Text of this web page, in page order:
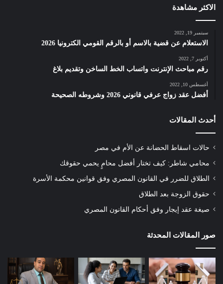
الاكثر مشاهدة
سبتمبر 19, 2022
الاستعلام عن قضية بالاسم أو بالرقم القومي الكترونيا 2026
أكتوبر 7, 2022
رقم مباحث الإنترنت واتساب الخط الساخن وتقديم بلاغ
أغسطس 10, 2022
أفضل عقد زواج عرفي قانوني 2026 وشروطه الصحيحة
أحدث المقالات
حالات اسقاط الحضانة عن الأم في مصر
محامي شاطر: كيف تختار أفضل محامٍ يحمي حقوقك
الطلاق للضرر في القانون المصري وفق قوانين محكمة الأسرة
حقوق الزوجة بعد الطلاق
صيغة عقد إيجار وفق أحكام القانون المصري
صور المقالات المحدثة